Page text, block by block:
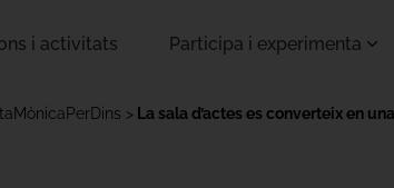
i activitats Participa i experimenta
La sala d’actes es converteix en